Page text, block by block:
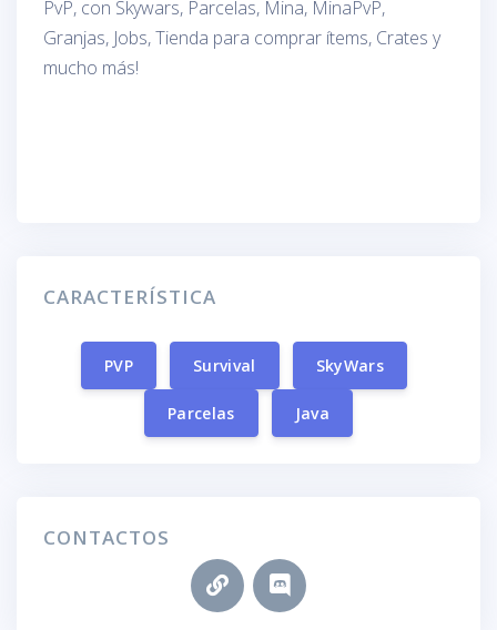
PvP, con Skywars, Parcelas, Mina, MinaPvP,
Granjas, Jobs, Tienda para comprar ítems, Crates y
mucho más!
CARACTERÍSTICA
PVP Survival SkyWars
Parcelas Java
CONTACTOS